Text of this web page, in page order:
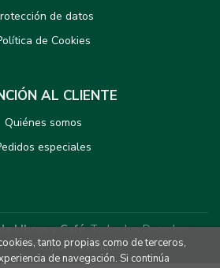
de datos
de Cookies
AL CLIENTE
Quiénes somos
especiales
LIbros y Café. Todos los Derechos
|Grupo Trevenque
tanto propias como de terceros,
de navegación. Si continúa